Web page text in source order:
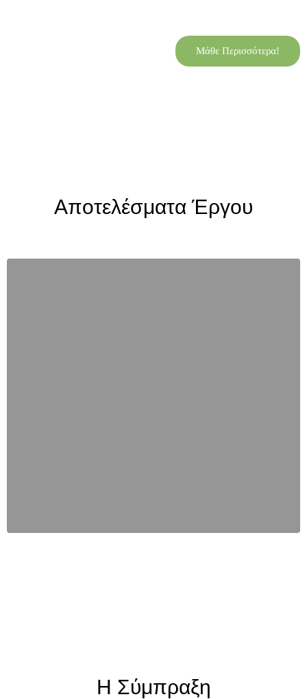
Μάθε Περισσότερα!
Αποτελέσματα Έργου
Η Σύμπραξη